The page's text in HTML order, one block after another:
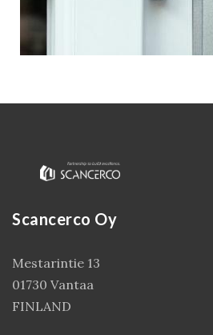
Scancerco Oy
Mestarintie 13
01730 Vantaa
FINLAND